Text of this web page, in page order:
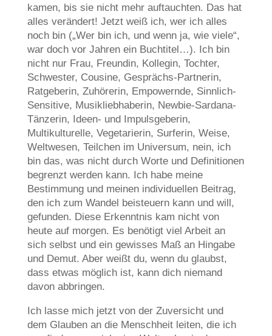
kamen, bis sie nicht mehr auftauchten. Das hat
alles verändert! Jetzt weiß ich, wer ich alles
noch bin („Wer bin ich, und wenn ja, wie viele“,
war doch vor Jahren ein Buchtitel…). Ich bin
nicht nur Frau, Freundin, Kollegin, Tochter,
Schwester, Cousine, Gesprächs-Partnerin,
Ratgeberin, Zuhörerin, Empowernde, Sinnlich-
Sensitive, Musikliebhaberin, Newbie-Sardana-
Tänzerin, Ideen- und Impulsgeberin,
Multikulturelle, Vegetarierin, Surferin, Weise,
Weltwesen, Teilchen im Universum, nein, ich
bin das, was nicht durch Worte und Definitionen
begrenzt werden kann. Ich habe meine
Bestimmung und meinen individuellen Beitrag,
den ich zum Wandel beisteuern kann und will,
gefunden. Diese Erkenntnis kam nicht von
heute auf morgen. Es benötigt viel Arbeit an
sich selbst und ein gewisses Maß an Hingabe
und Demut. Aber weißt du, wenn du glaubst,
dass etwas möglich ist, kann dich niemand
davon abbringen.
Ich lasse mich jetzt von der Zuversicht und
dem Glauben an die Menschheit leiten, die ich